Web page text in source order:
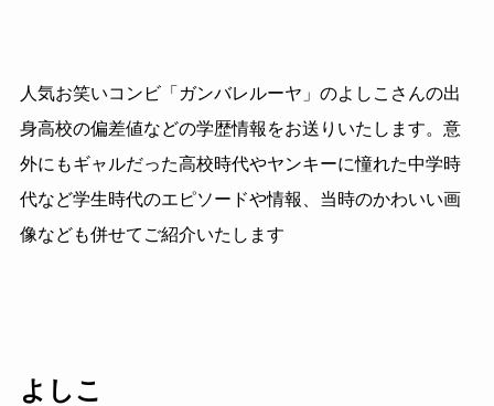
人気お笑いコンビ「ガンバレルーヤ」のよしこさんの出
身高校の偏差値などの学歴情報をお送りいたします。意
外にもギャルだった高校時代やヤンキーに憧れた中学時
代など学生時代のエピソードや情報、当時のかわいい画
像なども併せてご紹介いたします
よしこ